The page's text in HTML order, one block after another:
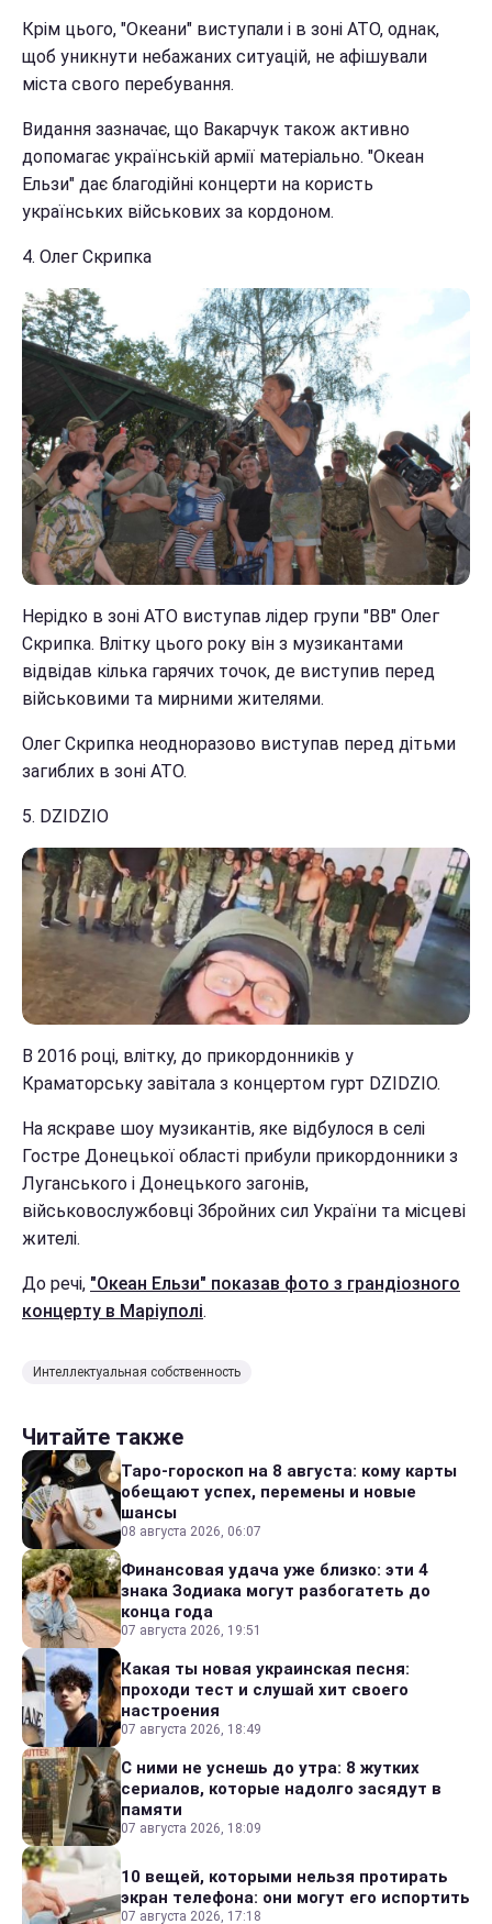
Крім цього, "Океани" виступали і в зоні АТО, однак,
щоб уникнути небажаних ситуацій, не афішували
міста свого перебування.
Видання зазначає, що Вакарчук також активно
допомагає українській армії матеріально. "Океан
Ельзи" дає благодійні концерти на користь
українських військових за кордоном.
4. Олег Скрипка
Нерідко в зоні АТО виступав лідер групи "ВВ" Олег
Скрипка. Влітку цього року він з музикантами
відвідав кілька гарячих точок, де виступив перед
військовими та мирними жителями.
Олег Скрипка неодноразово виступав перед дітьми
загиблих в зоні АТО.
5. DZIDZIO
В 2016 році, влітку, до прикордонників у
Краматорську завітала з концертом гурт DZIDZIO.
На яскраве шоу музикантів, яке відбулося в селі
Гостре Донецької області прибули прикордонники з
Луганського і Донецького загонів,
військовослужбовці Збройних сил України та місцеві
жителі.
До речі, "Океан Ельзи" показав фото з грандіозного
концерту в Маріуполі.
Интеллектуальная собственность
Читайте также
Таро-гороскоп на 8 августа: кому карты
обещают успех, перемены и новые
шансы
08 августа 2026, 06:07
Финансовая удача уже близко: эти 4
знака Зодиака могут разбогатеть до
конца года
07 августа 2026, 19:51
Какая ты новая украинская песня:
проходи тест и слушай хит своего
настроения
07 августа 2026, 18:49
С ними не уснешь до утра: 8 жутких
сериалов, которые надолго засядут в
памяти
07 августа 2026, 18:09
10 вещей, которыми нельзя протирать
экран телефона: они могут его испортить
07 августа 2026, 17:18